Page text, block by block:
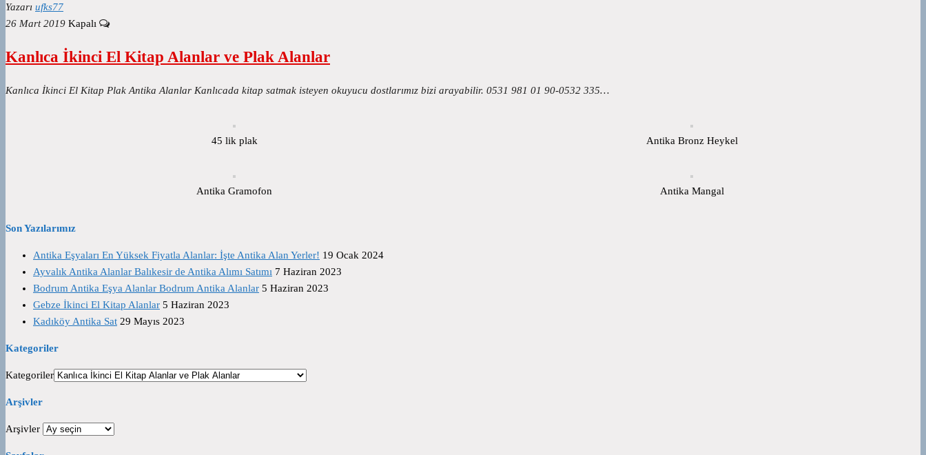
Yazarı ufks77
26 Mart 2019 Kapalı
Kanlıca İkinci El Kitap Alanlar ve Plak Alanlar
Kanlıca İkinci El Kitap Plak Antika Alanlar Kanlıcada kitap satmak isteyen okuyucu dostlarımız bizi arayabilir. 0531 981 01 90-0532 335…
45 lik plak Antika Bronz Heykel
Antika Gramofon Antika Mangal
Son Yazılarımız
Antika Eşyaları En Yüksek Fiyatla Alanlar: İşte Antika Alan Yerler! 19 Ocak 2024
Ayvalık Antika Alanlar Balıkesir de Antika Alımı Satımı 7 Haziran 2023
Bodrum Antika Eşya Alanlar Bodrum Antika Alanlar 5 Haziran 2023
Gebze İkinci El Kitap Alanlar 5 Haziran 2023
Kadıköy Antika Sat 29 Mayıs 2023
Kategoriler
Kategoriler
Arşivler
Arşivler